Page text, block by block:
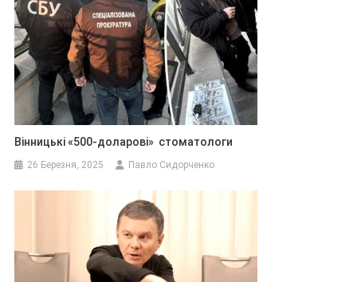
Вінницькі «500-доларові» стоматологи
26 Березня, 2025 Павло Сидорченко